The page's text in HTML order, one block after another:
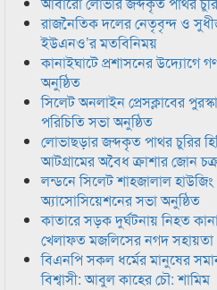
রাজনৈতিক দলের নেতৃবৃন্দ ও
ইউএনও’র মতবিনিময়
কানাইঘাটে প্রশাসনের উদ্যোগে
অনুষ্ঠিত
সিলেট অনলাইন প্রেসক্লাবের
পরিচিতি সভা অনুষ্ঠিত
লোভাছড়ার জব্দকৃত পাথর চুরির
আটগ্রামের অবৈধ ক্রাশার জোন
লন্ডনে সিলেট শাহজালাল
অ্যাসোসিয়েশনের সভা অনুষ্ঠিত
কাতারে সড়ক দুর্ঘটনায় নিহত
খেলাফত মজলিসের নগদ সহায়তা
বিএনপি সকল ধর্মের মানুষের
বিশ্বাসী: আবুল কাহের চৌ: শামিম